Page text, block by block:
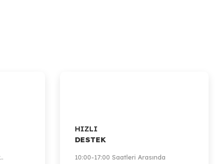
HIZLI
DESTEK
10:00-17:00 Saatleri Arasında